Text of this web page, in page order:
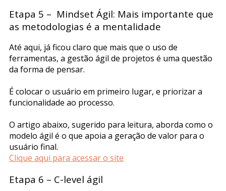
Etapa 5 – Mindset Ágil: Mais importante que
as metodologias é a mentalidade
Até aqui, já ficou claro que mais que o uso de
ferramentas, a gestão ágil de projetos é uma questão
da forma de pensar.
É colocar o usuário em primeiro lugar, e priorizar a
funcionalidade ao processo.
O artigo abaixo, sugerido para leitura, aborda como o
modelo ágil é o que apoia a geração de valor para o
usuário final.
Clique aqui para acessar o site
Etapa 6 – C-level ágil